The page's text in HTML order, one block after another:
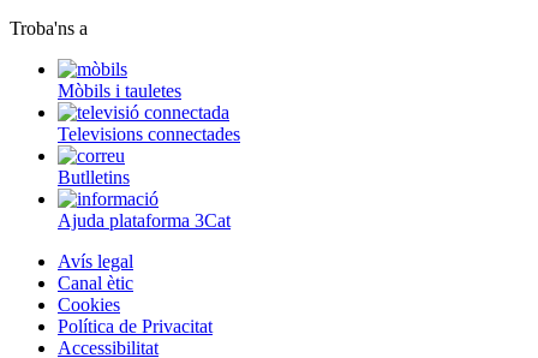
Troba'ns a
Mòbils i tauletes
Televisions connectades
Butlletins
Ajuda plataforma 3Cat
Avís legal
Canal ètic
Cookies
Política de Privacitat
Accessibilitat